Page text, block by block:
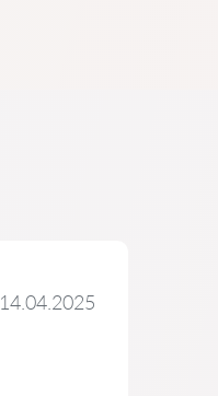
14.04.2025